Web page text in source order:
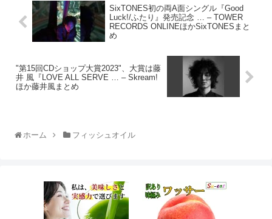
SixTONES初の両A面シングル『Good
Luck!/ふたり』発売記念 … – TOWER
RECORDS ONLINEほかSixTONESまと
め
"第15回CDショップ大賞2023"、大賞は藤
井 風『LOVE ALL SERVE … – Skream!
ほか藤井風まとめ
ホーム フィッシュオイル